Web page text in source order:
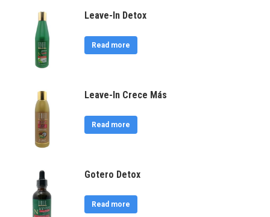
Leave-In Detox
Read more
Leave-In Crece Más
Read more
Gotero Detox
Read more